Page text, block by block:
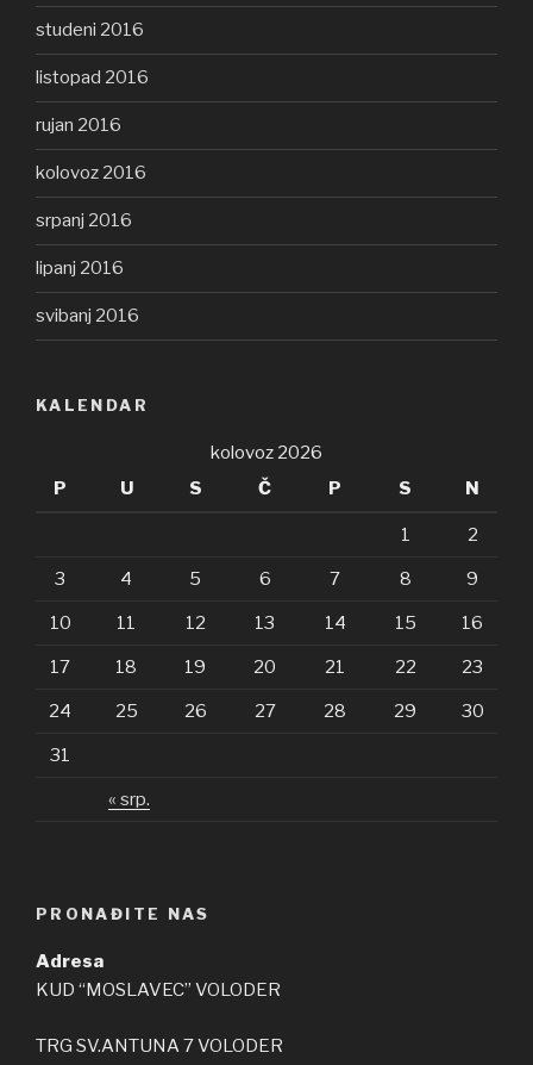
studeni 2016
listopad 2016
rujan 2016
kolovoz 2016
srpanj 2016
lipanj 2016
svibanj 2016
KALENDAR
kolovoz 2026
P
U S Č P S N
« srp.
1 2
3 4 5 6 7 8 9
10 11 12 13 14 15 16
17 18 19 20 21 22 23
24 25 26 27 28 29 30
31
PRONAĐITE NAS
Adresa
KUD “MOSLAVEC” VOLODER
TRG SV.ANTUNA 7 VOLODER